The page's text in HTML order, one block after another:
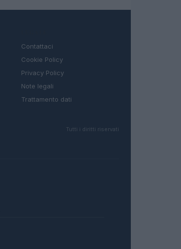
Contattaci
Cookie Policy
Privacy Policy
Note legali
Trattamento dati
Tutti i diritti riservati